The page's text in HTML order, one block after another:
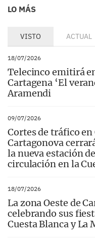
LO MÁS
VISTO ACTUAL
18/07/2026
Telecinco emitirá
Cartagena ‘El
Aramendi
09/07/2026
Cortes de tráfico
Cartagonova
la nueva estación
circulación en la
18/07/2026
La zona Oeste de
celebrando sus
Cuesta Blanca y La